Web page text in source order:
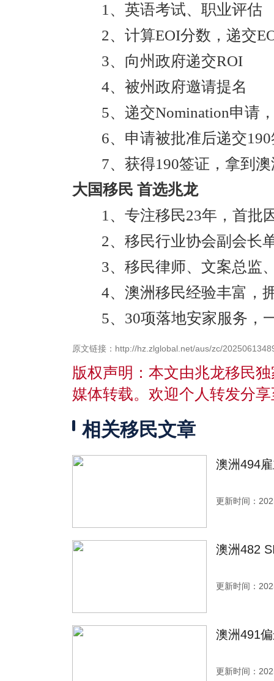
1、英语考试、职业评估
2、计算EOI分数，递交
3、向州政府递交ROI
4、被州政府邀请提名
5、递交Nomination申请
6、申请被批准后递交
7、获得190签证，拿到澳
大国移民 首选兆龙
1、专注移民23年，首批
2、移民行业协会副会长
3、移民律师、文案总监
4、澳洲移民经验丰富，
5、30项落地安家服务，
原文链接：http://hz.zlglobal.net/aus/zc/
版权声明：本文由兆龙移民
媒体转载。欢迎个人转发分
相关移民文章
澳洲494
更新时间：
澳洲482
更新时间：
澳洲491
更新时间：